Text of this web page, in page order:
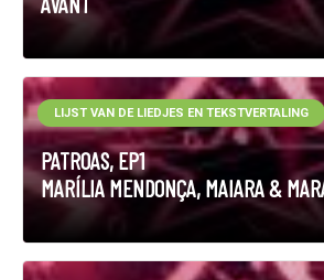
PATROAS, EP1
MARÍLIA MENDONÇA, MAIARA &
LIJST VAN DE LIEDJES EN TEKSTVERTALING